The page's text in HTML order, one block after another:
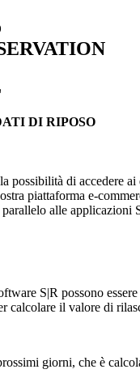
DI RIPOSO
possibilità di accedere
piattaforma e-
alle applicazioni
S|R possono
calcolare il valore di
giorni, che è